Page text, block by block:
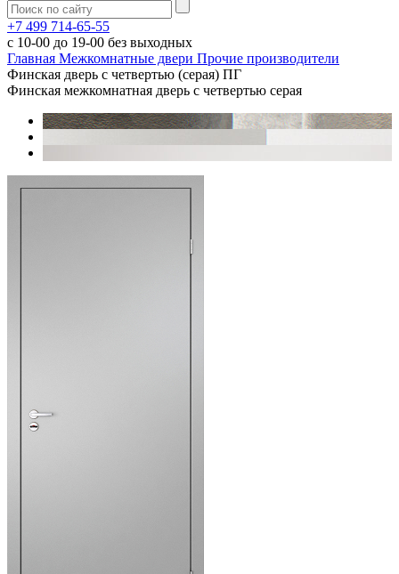
+7 499 714-65-55
с 10-00 до 19-00 без выходных
Главная Межкомнатные двери Прочие производители
Финская дверь с четвертью (серая) ПГ
Финская межкомнатная дверь с четвертью серая